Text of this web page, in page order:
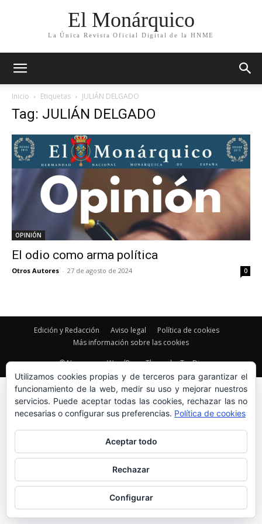
El Monárquico
La Única Revista Oficial Digital de la HNME
Inicio Etiquetas JULIÁN DELGADO
Tag: JULIÁN DELGADO
OPINIÓN
El odio como arma política
Otros Autores - 27 de agosto de 2024 0
Edición y Redacción Aviso legal
Política de cookies
Más información sobre las cookies
© Newspaper WordPress Theme by TagDiv
Utilizamos cookies propias y de terceros para garantizar el
funcionamiento de la web, medir su uso y mejorar nuestros
servicios. Puede aceptar todas las cookies, rechazar las no
necesarias o configurar sus preferencias. Política de cookies
Aceptar todo
Rechazar
Configurar